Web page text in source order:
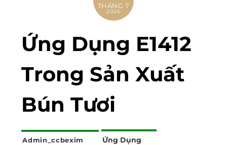
THÁNG 7
2026
Ứng Dụng E1412
Trong Sản Xuất
Bún Tươi
Admin_ccbexim Ứng Dụng